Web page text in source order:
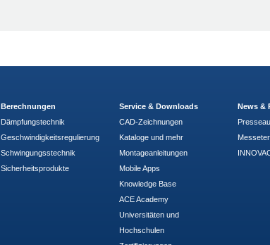
Berechnungen
Dämpfungstechnik
Geschwindigkeitsregulierung
Schwingungsstechnik
Sicherheitsprodukte
Service & Downloads
CAD-Zeichnungen
Kataloge und mehr
Montageanleitungen
Mobile Apps
Knowledge Base
ACE Academy
Universitäten und
Hochschulen
News &